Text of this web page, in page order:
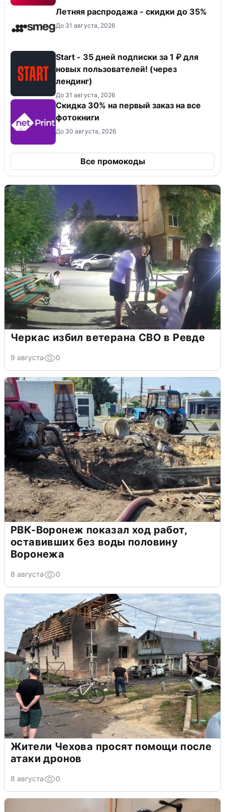
Летняя распродажа - скидки до 35%
До 31 августа, 2026
Start - 35 дней подписки за 1 ₽ для
новых пользователей! (через
лендинг)
До 31 августа, 2026
Cкидка 30% на первый заказ на все
фотокниги
До 30 августа, 2026
Все промокоды
Черкас избил ветерана СВО в Ревде
9 августа 0
РВК-Воронеж показал ход работ,
оставивших без воды половину
Воронежа
8 августа 0
Жители Чехова просят помощи после
атаки дронов
8 августа 0